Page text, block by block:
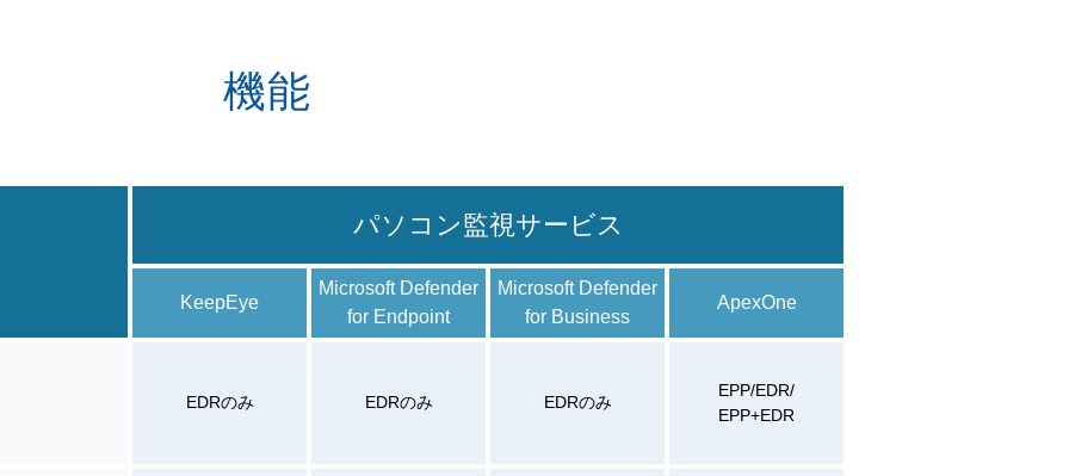
機能
パソコン監視サービス
KeepEye
Microsoft Defender
for Endpoint​
Microsoft Defender
for Business​
ApexOne​
EDRのみ​ EDRのみ​ EDRのみ​
EPP/EDR/
EPP+EDR​